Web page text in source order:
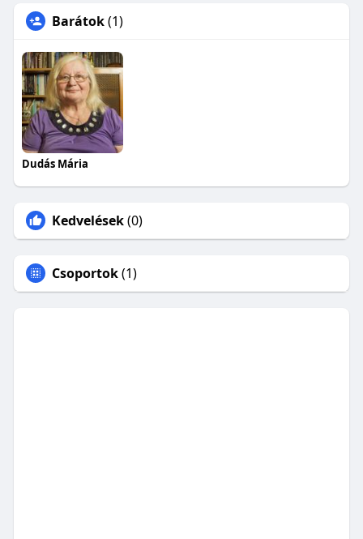
Barátok(1)
Dudás Mária
Kedvelések(0)
Csoportok(1)